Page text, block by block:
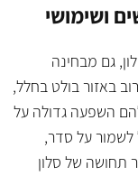
ושימושי
גם מבחינה
באזור בולט בחלל,
להם השפעה גדולה על
לשמור על סדר,
תחושה של סלון